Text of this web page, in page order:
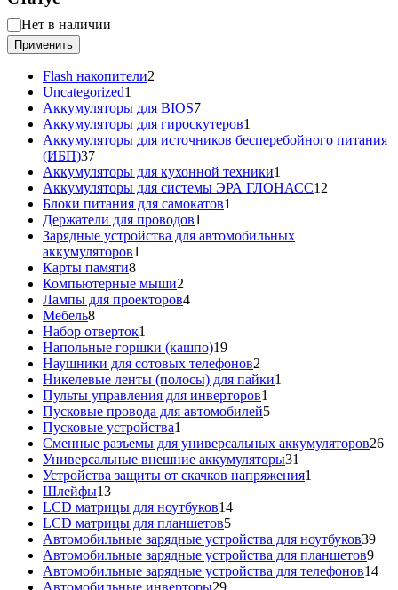
Статус
Нет в наличии
Применить
Flash накопители2
Uncategorized1
товар
Аккумуляторы для BIOS77
товаров
Аккумуляторы для гироскутеров1
товар
Аккумуляторы для источников бесперебойного питания
(ИБП)3737
товаров
Аккумуляторы для кухонной техники1
товар
Аккумуляторы для системы ЭРА ГЛОНАСС12
Блоки питания для самокатов1
Держатели для проводов1
товар
Зарядные устройства для автомобильных
аккумуляторов1
Карты памяти88
товаров
Компьютерные мыши2
товара
Лампы для проекторов44
Мебель88
товаров
Набор отверток1
товар
Напольные горшки (кашпо)1919
товаров
Наушники для сотовых телефонов2
товара
Никелевые ленты (полосы) для пайки1
Пульты управления для инверторов1
товар
Пусковые провода для автомобилей55
Пусковые устройства1
товар
Сменные разъемы для универсальных аккумуляторов2626
Универсальные внешние аккумуляторы31
товар
Устройства защиты от скачков напряжения1
Шлейфы1313
товаров
LCD матрицы для ноутбуков1414
LCD матрицы для планшетов55
товаров
Автомобильные зарядные устройства для ноутбуков3939
Автомобильные зарядные устройства для планшетов99
Автомобильные зарядные устройства для телефонов1414
29